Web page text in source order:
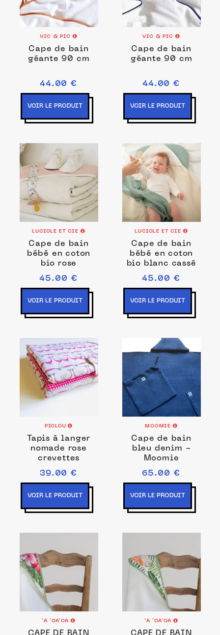
VIC & PIC
Cape de bain
géante 90 cm
44.00 €
VOIR LE PRODUIT
VIC & PIC
Cape de bain
géante 90 cm
44.00 €
VOIR LE PRODUIT
LUCIOLE ET CIE
Cape de bain
bébé en coton
bio rose
45.00 €
VOIR LE PRODUIT
LUCIOLE ET CIE
Cape de bain
bébé en coton
bio blanc cassé
45.00 €
VOIR LE PRODUIT
PIOLOU
Tapis à langer
nomade rose
crevettes
39.00 €
VOIR LE PRODUIT
MOOMIE
Cape de bain
bleu denim -
Moomie
65.00 €
VOIR LE PRODUIT
‘A ’OA’OA ‘A ’OA’OA